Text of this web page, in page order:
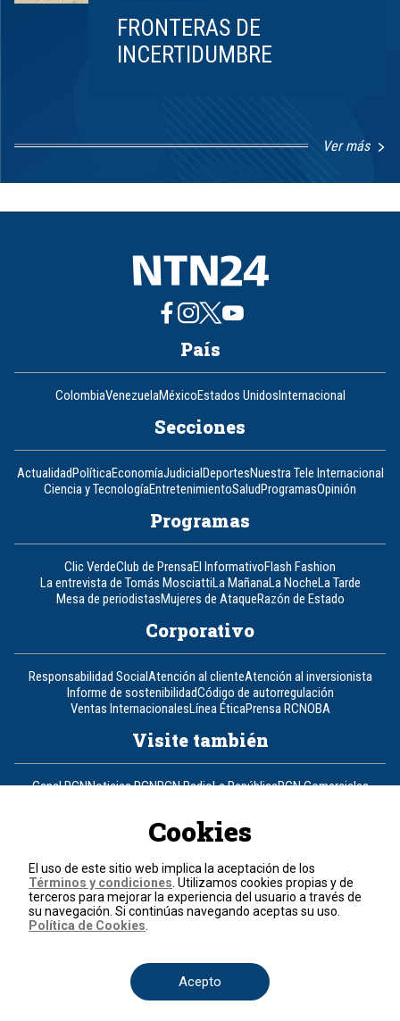
FRONTERAS DE
INCERTIDUMBRE
Ver más
8
País
ColombiaVenezuelaMéxicoEstados UnidosInternacional
Secciones
ActualidadPolíticaEconomíaJudicialDeportesNuestra Tele Internacional
Ciencia y TecnologíaEntretenimientoSaludProgramasOpinión
Programas
Clic VerdeClub de PrensaEl InformativoFlash Fashion
La entrevista de Tomás MosciattiLa MañanaLa NocheLa Tarde
Mesa de periodistasMujeres de AtaqueRazón de Estado
Corporativo
Responsabilidad SocialAtención al clienteAtención al inversionista
Informe de sostenibilidadCódigo de autorregulación
Ventas InternacionalesLínea ÉticaPrensa RCNOBA
Visite también
Canal RCNNoticias RCNRCN RadioLa RepúblicaRCN Comerciales
Un producto de RCN Televisión
Contáctenos
Teléfono+57 (601) 426 92 92
Términos y condiciones
© 2026, RCN Medios.
Cookies
El uso de este sitio web implica la aceptación de los
Términos y condiciones . Utilizamos cookies propias y de
terceros para mejorar la experiencia del usuario a través de
su navegación. Si continúas navegando aceptas su uso.
Política de Cookies
Acepto